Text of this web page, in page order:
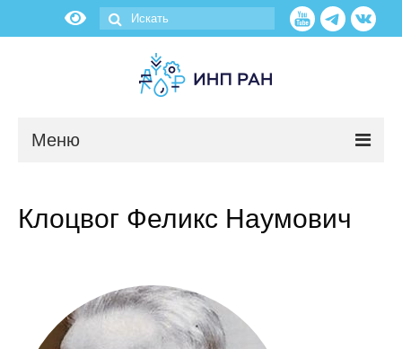
Меню
О нас
Научные подразделения
Клоцвог Феликс Наумович